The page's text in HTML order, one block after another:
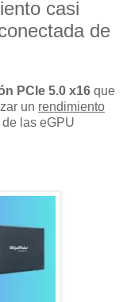
casi
de
PCIe 5.0 x16 que
un rendimiento
las eGPU